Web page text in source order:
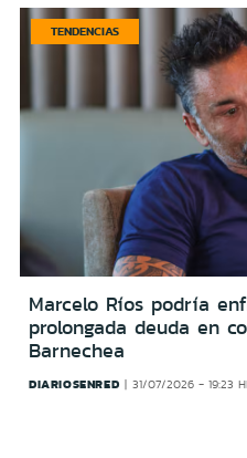
TENDENCIAS
Marcelo Ríos podría
prolongada deuda en
Barnechea
DIARIOSENRED 31/07/2026 - 19:23